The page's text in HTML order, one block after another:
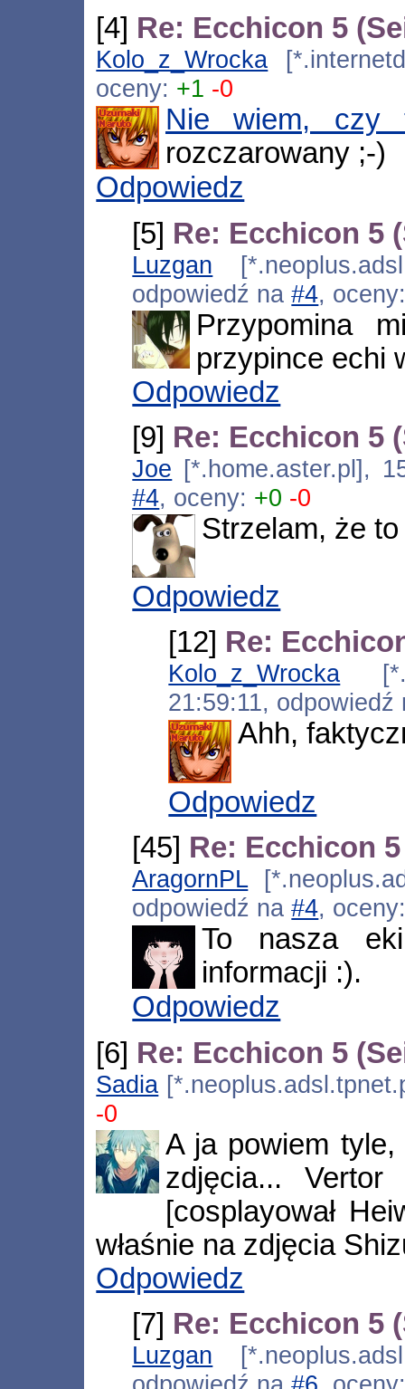
[4] Re: Ecchicon 5
Kolo_z_Wrocka
oceny: +1 -0
Nie wiem, czy
rozczarowany ;-)
Odpowiedz
[5] Re: Ecchicon 5
Luzgan
odpowiedź na#4,
Przypomina
przypince echi
Odpowiedz
[9] Re: Ecchicon 5
Joe [*.home.aster.pl],
#4, oceny: +0 -0
Strzelam, że
Odpowiedz
[12] Re:
Kolo_z_Wrocka
21:59:11,
Ahh,
Odpowiedz
[45] Re: Ecchicon
AragornPL
odpowiedź na#4,
To nasza
informacji :).
Odpowiedz
[6] Re: Ecchicon 5
Sadia
-0
A ja powiem
zdjęcia...
[cosplayował
właśnie na zdjęcia
Odpowiedz
[7] Re: Ecchicon 5
Luzgan